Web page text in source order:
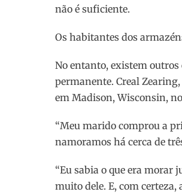
não é suficiente.
Os habitantes dos
No entanto, existem
permanente. Creal
em Madison, Wisconsin,
“Meu marido comprou a
namoramos há cerca de
“Eu sabia o que era morar
muito dele. E, com certeza,